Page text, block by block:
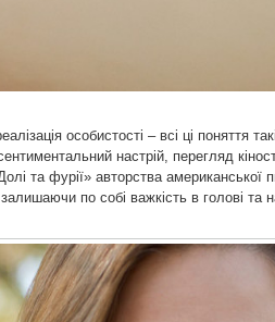
особистості – всі ці поняття
настрій, перегляд
та фурії» авторства
по собі важкість в голові та